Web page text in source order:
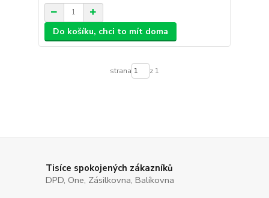
Do košíku, chci to mít doma
strana z 1
Tisíce spokojených zákazníků
DPD, One, Zásilkovna, Balíkovna